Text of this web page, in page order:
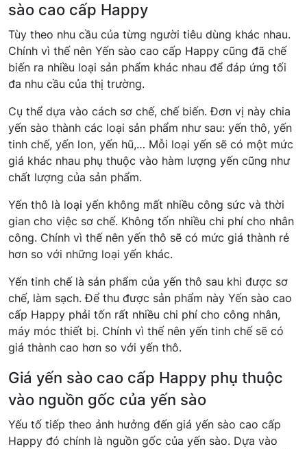
sào cao cấp Happy
Tùy theo nhu cầu của từng người tiêu dùng khác nhau.
Chính vì thế nên Yến sào cao cấp Happy cũng đã chế
biến ra nhiều loại sản phẩm khác nhau để đáp ứng tối
đa nhu cầu của thị trường.
Cụ thể dựa vào cách sơ chế, chế biến. Đơn vị này chia
yến sào thành các loại sản phẩm như sau: yến thô, yến
tinh chế, yến lon, yến hũ,… Mỗi loại yến sẽ có một mức
giá khác nhau phụ thuộc vào hàm lượng yến cũng như
chất lượng của sản phẩm.
Yến thô là loại yến không mất nhiều công sức và thời
gian cho việc sơ chế. Không tốn nhiều chi phí cho nhân
công. Chính vì thế nên yến thô sẽ có mức giá thành rẻ
hơn so với những loại yến khác.
Yến tinh chế là sản phẩm của yến thô sau khi được sơ
chế, làm sạch. Để thu được sản phẩm này Yến sào cao
cấp Happy phải tốn rất nhiều chi phí cho công nhân,
máy móc thiết bị. Chính vì thế nên yến tinh chế sẽ có
giá thành cao hơn so với yến thô.
Giá yến sào cao cấp Happy phụ thuộc
vào nguồn gốc của yến sào
Yếu tố tiếp theo ảnh hưởng đến giá yến sào cao cấp
Happy đó chính là nguồn gốc của yến sào. Dựa vào